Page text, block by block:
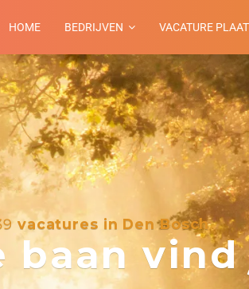
HOME BEDRIJVEN VACATURE
vacatures in Den Bosch
baan vind